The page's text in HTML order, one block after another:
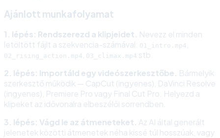
Ajánlott munkafolyamat
1. lépés: Rendszerezd a klipjeidet. Nevezz el minden
letöltött fájlt a szekvencia-számával: 01_intro.mp4
02_rising_action.mp4 03_climax.mp4 stb.
2. lépés: Importáld egy videószerkesztőbe. Bármelyik
szerkesztő működik — CapCut (ingyenes), DaVinci Resolve
(ingyenes), Premiere Pro vagy Final Cut Pro. Helyezd a
klipeket az idővonalra elbeszélői sorrendben.
3. lépés: Vágd le az átmeneteket. Az AI által generált
jelenetek közötti átmenetek néha kissé túl hosszúak, vagy